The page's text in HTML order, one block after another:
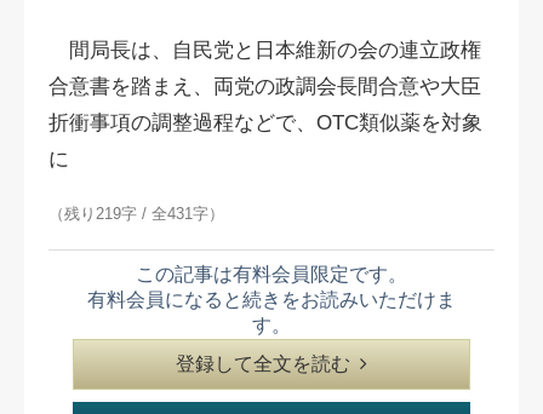
間局長は、自民党と日本維新の会の連立政権
合意書を踏まえ、両党の政調会長間合意や大臣
折衝事項の調整過程などで、OTC類似薬を対象
に
（残り219字 / 全431字）
この記事は有料会員限定です。
有料会員になると続きをお読みいただけま
す。
登録して全文を読む